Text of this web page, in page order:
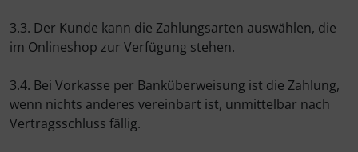
3.3. Der Kunde kann die Zahlungsarten auswählen, die
im Onlineshop zur Verfügung stehen.
3.4. Bei Vorkasse per Banküberweisung ist die Zahlung,
wenn nichts anderes vereinbart ist, unmittelbar nach
Vertragsschluss fällig.